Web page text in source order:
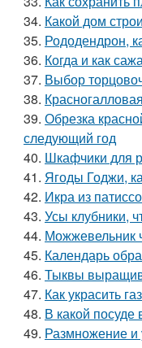
34. Какой дом
35. Рододендрон,
36. Когда и как
37. Выбор
38.
39. Обрезка
следующий год
40. Шкафчики для
41. Ягоды Годжи,
42. Икра из
43. Усы клубники,
44. Можжевельник
45. Календарь
46. Тыквы
47. Как украсить
48. В какой
49. Размножение и